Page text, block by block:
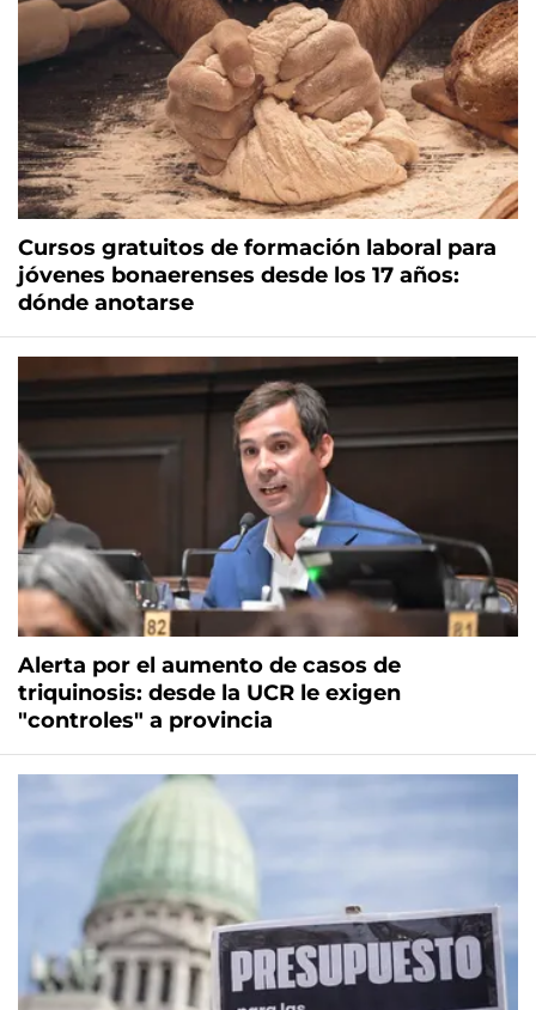
Cursos gratuitos de formación laboral para
jóvenes bonaerenses desde los 17 años:
dónde anotarse
Alerta por el aumento de casos de
triquinosis: desde la UCR le exigen
"controles" a provincia